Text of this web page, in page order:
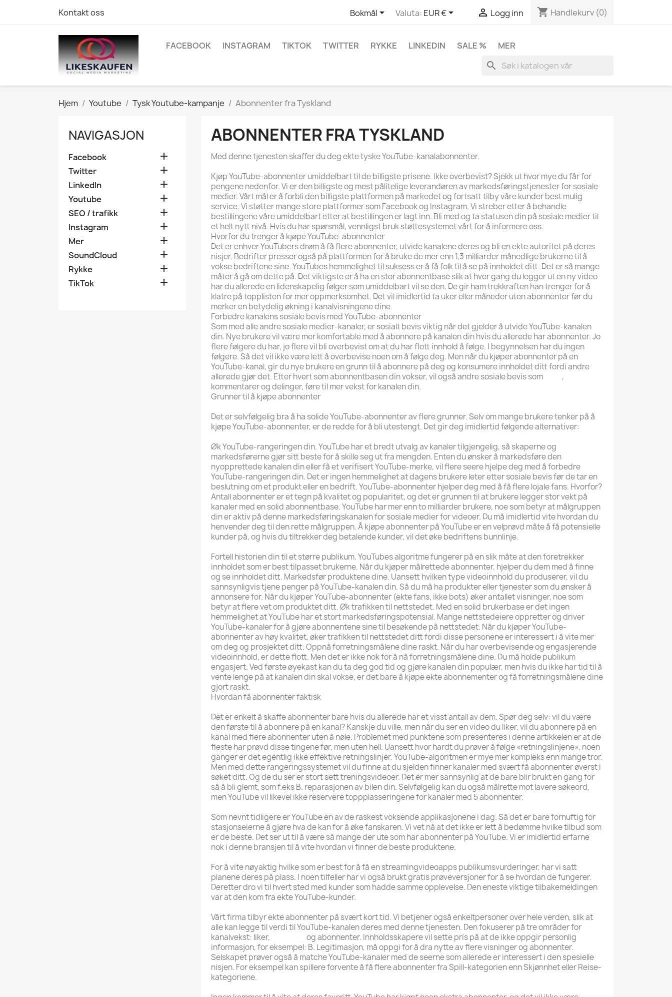
Kontakt oss Bokmål Valuta: EUR €  Logg inn shopping_cart Handlekurv (0)
FACEBOOK INSTAGRAM TIKTOK TWITTER RYKKE LINKEDIN SALE % MER
search
Hjem Youtube Tysk Youtube-kampanje Abonnenter fra Tyskland
NAVIGASJON
Facebook 
Twitter 
LinkedIn 
Youtube 
SEO / trafikk 
Instagram 
Mer 
SoundCloud 
Rykke 
TikTok 
ABONNENTER FRA TYSKLAND
Med denne tjenesten skaffer du deg ekte tyske YouTube-kanalabonnenter.
Kjøp YouTube-abonnenter umiddelbart til de billigste prisene. Ikke overbevist? Sjekk ut hvor mye du får for
pengene nedenfor. Vi er den billigste og mest pålitelige leverandøren av markedsføringstjenester for sosiale
medier. Vårt mål er å forbli den billigste plattformen på markedet og fortsatt tilby våre kunder best mulig
service. Vi støtter mange store plattformer som Facebook og Instagram. Vi streber etter å behandle
bestillingene våre umiddelbart etter at bestillingen er lagt inn. Bli med og ta statusen din på sosiale medier til
et helt nytt nivå. Hvis du har spørsmål, vennligst bruk støttesystemet vårt for å informere oss.
Hvorfor du trenger å kjøpe YouTube-abonnenter
Det er enhver YouTubers drøm å få flere abonnenter, utvide kanalene deres og bli en ekte autoritet på deres
nisjer. Bedrifter presser også på plattformen for å bruke de mer enn 1,3 milliarder månedlige brukerne til å
vokse bedriftene sine. YouTubes hemmelighet til suksess er å få folk til å se på innholdet ditt. Det er så mange
måter å gå om dette på. Det viktigste er å ha en stor abonnentbase slik at hver gang du legger ut en ny video
har du allerede en lidenskapelig følger som umiddelbart vil se den. De gir ham trekkraften han trenger for å
klatre på topplisten for mer oppmerksomhet. Det vil imidlertid ta uker eller måneder uten abonnenter før du
merker en betydelig økning i kanalvisningene dine.
Forbedre kanalens sosiale bevis med YouTube-abonnenter
Som med alle andre sosiale medier-kanaler, er sosialt bevis viktig når det gjelder å utvide YouTube-kanalen
din. Nye brukere vil være mer komfortable med å abonnere på kanalen din hvis du allerede har abonnenter. Jo
flere følgere du har, jo flere vil bli overbevist om at du har flott innhold å følge. I begynnelsen har du ingen
følgere. Så det vil ikke være lett å overbevise noen om å følge deg. Men når du kjøper abonnenter på en
YouTube-kanal, gir du nye brukere en grunn til å abonnere på deg og konsumere innholdet ditt fordi andre
allerede gjør det. Etter hvert som abonnentbasen din vokser, vil også andre sosiale bevis som
,
kommentarer og delinger, føre til mer vekst for kanalen din.
Grunner til å kjøpe abonnenter
Det er selvfølgelig bra å ha solide YouTube-abonnenter av flere grunner. Selv om mange brukere tenker på å
kjøpe YouTube-abonnenter, er de redde for å bli utestengt. Det gir deg imidlertid følgende alternativer:
Øk YouTube-rangeringen din. YouTube har et bredt utvalg av kanaler tilgjengelig, så skaperne og
markedsførerne gjør sitt beste for å skille seg ut fra mengden. Enten du ønsker å markedsføre den
nyopprettede kanalen din eller få et verifisert YouTube-merke, vil flere seere hjelpe deg med å forbedre
YouTube-rangeringen din. Det er ingen hemmelighet at dagens brukere leter etter sosiale bevis før de tar en
beslutning om et produkt eller en bedrift. YouTube-abonnenter hjelper deg med å få flere lojale fans. Hvorfor?
Antall abonnenter er et tegn på kvalitet og popularitet, og det er grunnen til at brukere legger stor vekt på
kanaler med en solid abonnentbase. YouTube har mer enn to milliarder brukere, noe som betyr at målgruppen
din er aktiv på denne markedsføringskanalen for sosiale medier for videoer. Du må imidlertid vite hvordan du
henvender deg til den rette målgruppen. Å kjøpe abonnenter på YouTube er en velprøvd måte å få potensielle
kunder på, og hvis du tiltrekker deg betalende kunder, vil det øke bedriftens bunnlinje.
Fortell historien din til et større publikum. YouTubes algoritme fungerer på en slik måte at den foretrekker
innholdet som er best tilpasset brukerne. Når du kjøper målrettede abonnenter, hjelper du dem med å finne
og se innholdet ditt. Markedsfør produktene dine. Uansett hvilken type videoinnhold du produserer, vil du
sannsynligvis tjene penger på YouTube-kanalen din. Så du må ha produkter eller tjenester som du ønsker å
annonsere for. Når du kjøper YouTube-abonnenter (ekte fans, ikke bots) øker antallet visninger, noe som
betyr at flere vet om produktet ditt. Øk trafikken til nettstedet. Med en solid brukerbase er det ingen
hemmelighet at YouTube har et stort markedsføringspotensial. Mange nettstedeiere oppretter og driver
YouTube-kanaler for å gjøre abonnentene sine til besøkende på nettstedet. Når du kjøper YouTube-
abonnenter av høy kvalitet, øker trafikken til nettstedet ditt fordi disse personene er interessert i å vite mer
om deg og prosjektet ditt. Oppnå forretningsmålene dine raskt. Når du har overbevisende og engasjerende
videoinnhold, er dette flott. Men det er ikke nok for å nå forretningsmålene dine. Du må holde publikum
engasjert. Ved første øyekast kan du ta deg god tid og gjøre kanalen din populær, men hvis du ikke har tid til å
vente lenge på at kanalen din skal vokse, er det bare å kjøpe ekte abonnementer og få forretningsmålene dine
gjort raskt.
Hvordan få abonnenter faktisk
Det er enkelt å skaffe abonnenter bare hvis du allerede har et visst antall av dem. Spør deg selv: vil du være
den første til å abonnere på en kanal? Kanskje du ville, men når du ser en video du liker, vil du abonnere på en
kanal med flere abonnenter uten å nøle. Problemet med punktene som presenteres i denne artikkelen er at de
fleste har prøvd disse tingene før, men uten hell. Uansett hvor hardt du prøver å følge «retningslinjene», noen
ganger er det egentlig ikke effektive retningslinjer. YouTube-algoritmen er mye mer kompleks enn mange tror.
Men med dette rangeringssystemet vil du finne at du sjelden finner kanaler med svært få abonnenter øverst i
søket ditt. Og de du ser er stort sett treningsvideoer. Det er mer sannsynlig at de bare blir brukt en gang for
så å bli glemt, som f.eks B. reparasjonen av bilen din. Selvfølgelig kan du også målrette mot lavere søkeord,
men YouTube vil likevel ikke reservere toppplasseringene for kanaler med 5 abonnenter.
Som nevnt tidligere er YouTube en av de raskest voksende applikasjonene i dag. Så det er bare fornuftig for
stasjonseierne å gjøre hva de kan for å øke fanskaren. Vi vet nå at det ikke er lett å bedømme hvilke tilbud som
er de beste. Det ser ut til å være så mange der ute som har abonnenter på YouTube. Vi er imidlertid erfarne
nok i denne bransjen til å vite hvordan vi finner de beste produktene.
For å vite nøyaktig hvilke som er best for å få en streamingvideoapps publikumsvurderinger, har vi satt
planene deres på plass. I noen tilfeller har vi også brukt gratis prøveversjoner for å se hvordan de fungerer.
Deretter dro vi til hvert sted med kunder som hadde samme opplevelse. Den eneste viktige tilbakemeldingen
var at den kom fra ekte YouTube-kunder.
Vårt firma tilbyr ekte abonnenter på svært kort tid. Vi betjener også enkeltpersoner over hele verden, slik at
alle kan legge til verdi til YouTube-kanalen deres med denne tjenesten. Den fokuserer på tre områder for
kanalvekst: liker,
og abonnenter. Innholdsskapere vil sette pris på at de ikke oppgir personlig
informasjon, for eksempel: B. Legitimasjon, må oppgi for å dra nytte av flere visninger og abonnenter.
Selskapet prøver også å matche YouTube-kanaler med de seerne som allerede er interessert i den spesielle
nisjen. For eksempel kan spillere forvente å få flere abonnenter fra Spill-kategorien enn Skjønnhet eller Reise-
kategoriene.